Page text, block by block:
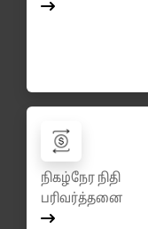
நிகழ்நேர நிதி
பரிவர்த்தனை